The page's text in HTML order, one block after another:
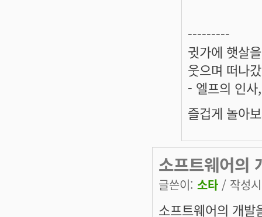
---------
귓가에 햇살
웃으며 떠나
- 엘프의 인
즐겁게 놀아
소프트웨어의
글쓴이: 소타 / 작성
소프트웨어의 개